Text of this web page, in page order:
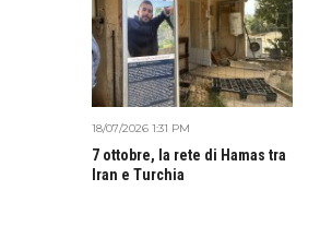
18/07/2026 1:31 PM
7 ottobre, la rete di Hamas tra
Iran e Turchia